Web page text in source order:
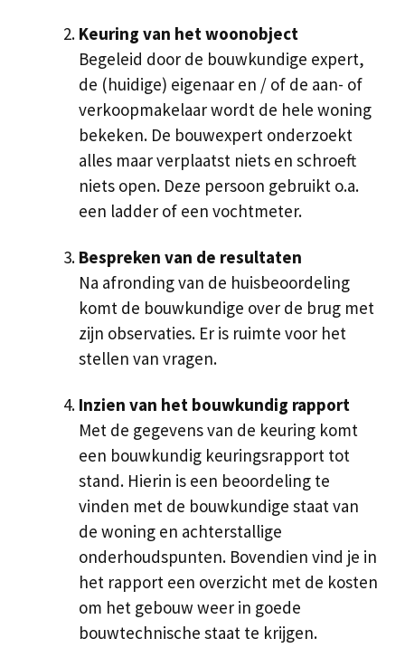
Keuring van het woonobject
Begeleid door de bouwkundige expert,
de (huidige) eigenaar en / of de aan- of
verkoopmakelaar wordt de hele woning
bekeken. De bouwexpert onderzoekt
alles maar verplaatst niets en schroeft
niets open. Deze persoon gebruikt o.a.
een ladder of een vochtmeter.
Bespreken van de resultaten
Na afronding van de huisbeoordeling
komt de bouwkundige over de brug met
zijn observaties. Er is ruimte voor het
stellen van vragen.
Inzien van het bouwkundig rapport
Met de gegevens van de keuring komt
een bouwkundig keuringsrapport tot
stand. Hierin is een beoordeling te
vinden met de bouwkundige staat van
de woning en achterstallige
onderhoudspunten. Bovendien vind je in
het rapport een overzicht met de kosten
om het gebouw weer in goede
bouwtechnische staat te krijgen.